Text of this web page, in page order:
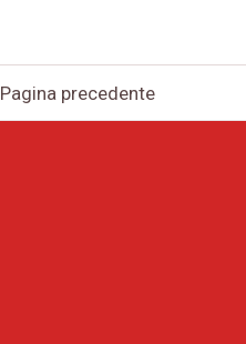
Pagina precedente